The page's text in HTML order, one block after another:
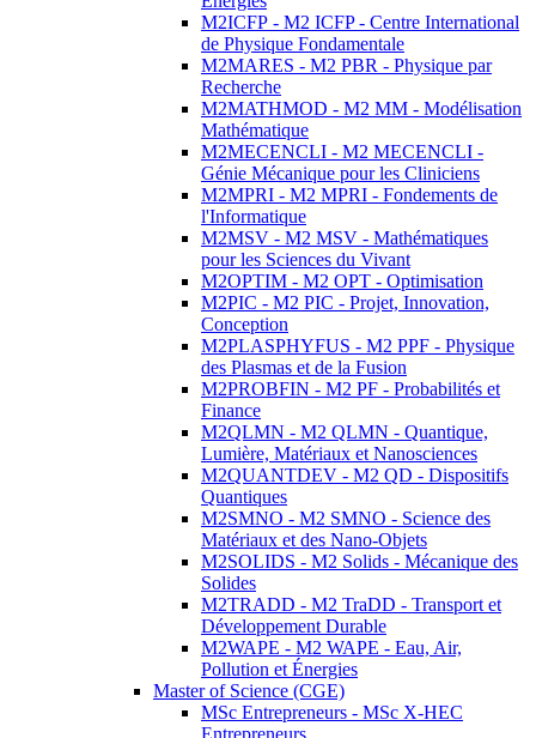
M2ICFP - M2 ICFP - Centre International
de Physique Fondamentale
M2MARES - M2 PBR - Physique par
Recherche
M2MATHMOD - M2 MM - Modélisation
Mathématique
M2MECENCLI - M2 MECENCLI -
Génie Mécanique pour les Cliniciens
M2MPRI - M2 MPRI - Fondements de
l'Informatique
M2MSV - M2 MSV - Mathématiques
pour les Sciences du Vivant
M2OPTIM - M2 OPT - Optimisation
M2PIC - M2 PIC - Projet, Innovation,
Conception
M2PLASPHYFUS - M2 PPF - Physique
des Plasmas et de la Fusion
M2PROBFIN - M2 PF - Probabilités et
Finance
M2QLMN - M2 QLMN - Quantique,
Lumière, Matériaux et Nanosciences
M2QUANTDEV - M2 QD - Dispositifs
Quantiques
M2SMNO - M2 SMNO - Science des
Matériaux et des Nano-Objets
M2SOLIDS - M2 Solids - Mécanique des
Solides
M2TRADD - M2 TraDD - Transport et
Développement Durable
M2WAPE - M2 WAPE - Eau, Air,
Pollution et Énergies
Master of Science (CGE)
MSc Entrepreneurs - MSc X-HEC
Entrepreneurs